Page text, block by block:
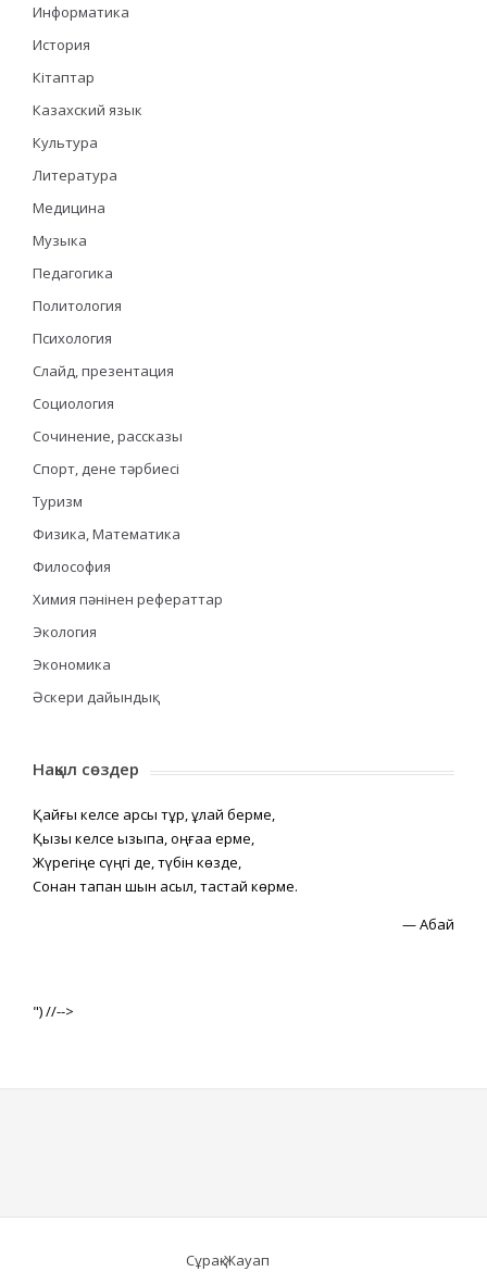
Информатика
История
Кітаптар
Казахский язык
Культура
Литература
Медицина
Музыка
Педагогика
Политология
Психология
Слайд, презентация
Социология
Сочинение, рассказы
Спорт, дене тәрбиесі
Туризм
Физика, Математика
Философия
Химия пәнінен рефераттар
Экология
Экономика
Әскери дайындық
Нақыл сөздер
Қайғы келсе қарсы тұр, құлай берме,
Қызық келсе қызықпа, оңғаққа ерме,
Жүрегіңе сүңгі де, түбін көзде,
Сонан тапқан шын асыл, тастай көрме.
—Абай
") //-->
Сұрақ-Жауап